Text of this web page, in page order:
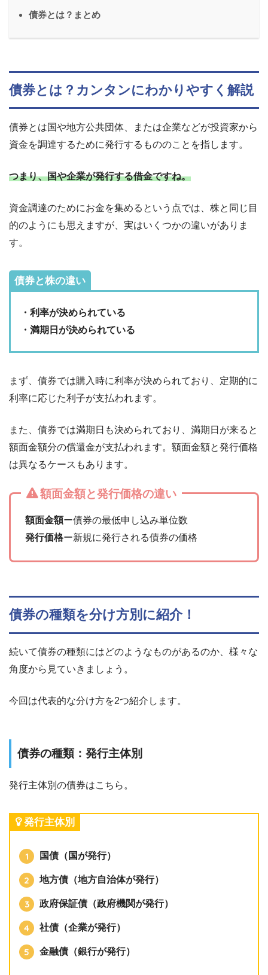
債券とは？まとめ
債券とは？カンタンにわかりやすく解説
債券とは国や地方公共団体、または企業などが投資家から
資金を調達するために発行するもののことを指します。
つまり、国や企業が発行する借金ですね。
資金調達のためにお金を集めるという点では、株と同じ目
的のようにも思えますが、実はいくつかの違いがありま
す。
債券と株の違い
・利率が決められている
・満期日が決められている
まず、債券では購入時に利率が決められており、定期的に
利率に応じた利子が支払われます。
また、債券では満期日も決められており、満期日が来ると
額面金額分の償還金が支払われます。額面金額と発行価格
は異なるケースもあります。
額面金額と発行価格の違い
額面金額ー債券の最低申し込み単位数
発行価格ー新規に発行される債券の価格
債券の種類を分け方別に紹介！
続いて債券の種類にはどのようなものがあるのか、様々な
角度から見ていきましょう。
今回は代表的な分け方を2つ紹介します。
債券の種類：発行主体別
発行主体別の債券はこちら。
発行主体別
国債（国が発行）
地方債（地方自治体が発行）
政府保証債（政府機関が発行）
社債（企業が発行）
金融債（銀行が発行）